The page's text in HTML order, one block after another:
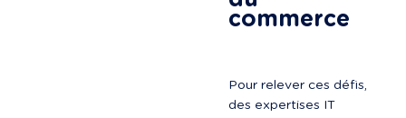
commerce
Pour relever ces défis,
des expertises IT